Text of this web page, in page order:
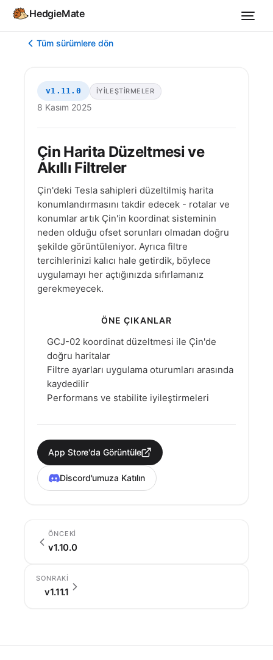
HedgieMate
Tüm sürümlere dön
v1.11.0 İYILEŞTIRMELER
8 Kasım 2025
Çin Harita Düzeltmesi ve
Akıllı Filtreler
Çin'deki Tesla sahipleri düzeltilmiş harita
konumlandırmasını takdir edecek - rotalar ve
konumlar artık Çin'in koordinat sisteminin
neden olduğu ofset sorunları olmadan doğru
şekilde görüntüleniyor. Ayrıca filtre
tercihlerinizi kalıcı hale getirdik, böylece
uygulamayı her açtığınızda sıfırlamanız
gerekmeyecek.
ÖNE ÇIKANLAR
GCJ-02 koordinat düzeltmesi ile Çin'de
doğru haritalar
Filtre ayarları uygulama oturumları arasında
kaydedilir
Performans ve stabilite iyileştirmeleri
App Store'da Görüntüle
Discord'umuza Katılın
ÖNCEKI
v1.10.0
SONRAKI
v1.11.1